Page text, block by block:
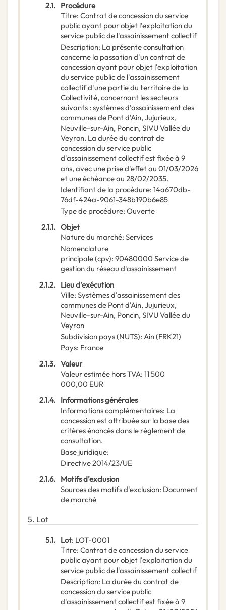
2.1. Procédure
Titre: Contrat de concession du service
public ayant pour objet l'exploitation du
service public de l'assainissement collectif
Description: La présente consultation
concerne la passation d'un contrat de
concession ayant pour objet l'exploitation
du service public de l'assainissement
collectif d'une partie du territoire de la
Collectivité, concernant les secteurs
suivants : systèmes d'assainissement des
communes de Pont d'Ain, Jujurieux,
Neuville-sur-Ain, Poncin, SIVU Vallée du
Veyron. La durée du contrat de
concession du service public
d'assainissement collectif est fixée à 9
ans, avec une prise d'effet au 01/03/2026
et une échéance au 28/02/2035.
Identifiant de la procédure: 14a670db-
76df-424a-9061-348b190b6e85
Type de procédure: Ouverte
2.1.1. Objet
Nature du marché: Services
Nomenclature
principale(cpv): 90480000 Service de
gestion du réseau d'assainissement
2.1.2. Lieu d’exécution
Ville: Systèmes d'assainissement des
communes de Pont d'Ain, Jujurieux,
Neuville-sur-Ain, Poncin, SIVU Vallée du
Veyron
Subdivision pays (NUTS): Ain(FRK21)
Pays: France
2.1.3. Valeur
Valeur estimée hors TVA: 11 500
000,00 EUR
2.1.4. Informations générales
Informations complémentaires: La
concession est attribuée sur la base des
critères énoncés dans le règlement de
consultation.
Base juridique:
Directive 2014/23/UE
2.1.6. Motifs d’exclusion
Sources des motifs d'exclusion: Document
de marché
5. Lot
5.1. Lot: LOT-0001
Titre: Contrat de concession du service
public ayant pour objet l'exploitation du
service public de l'assainissement collectif
Description: La durée du contrat de
concession du service public
d'assainissement collectif est fixée à 9